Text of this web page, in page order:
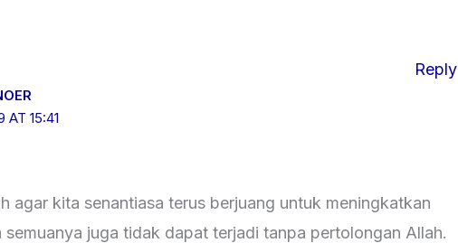
Reply
AT 15:41
agar kita senantiasa terus berjuang untuk meningkatkan
juga tidak dapat terjadi tanpa pertolongan Allah.